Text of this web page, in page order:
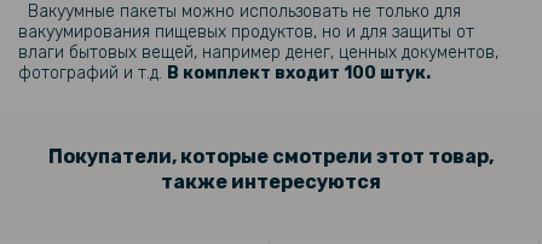
Пищевые пакеты для вакууматора 17*25см*190мкм (для
вакуумирования и хранения продуктов) 10 шт, Transparent
399 грн
Пищевые пакеты для вакууматора 17*25см*190мкм (для
Вакуумные пакеты можно использовать не только для
вакуумирования пищевых продуктов, но и для защиты от
влаги бытовых вещей, например денег, ценных документов,
фотографий и т.д. В комплект входит 100 штук.
Покупатели, которые смотрели этот товар,
также интересуются